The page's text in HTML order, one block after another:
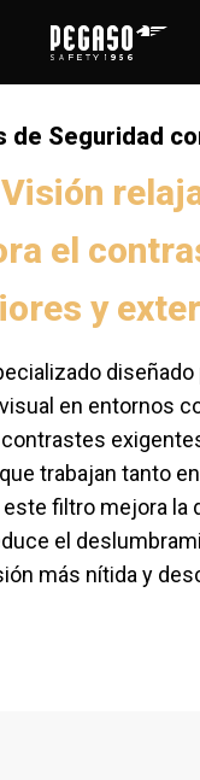
de Seguridad
el
y
diseñado
en entornos
trabajan tanto
filtro mejora la
el
más nítida y